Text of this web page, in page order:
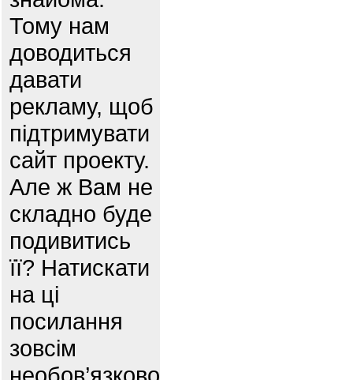
Тому нам
доводиться
давати
рекламу, щоб
підтримувати
сайт проекту.
Але ж Вам не
складно буде
подивитись
її? Натискати
на ці
посилання
зовсім